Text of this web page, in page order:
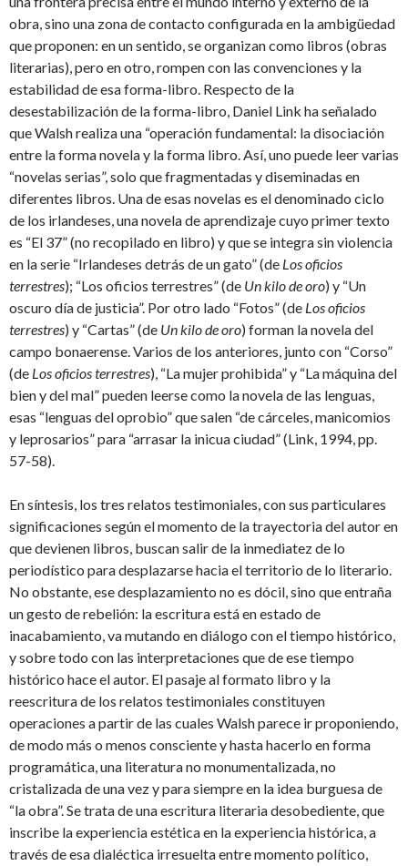
obra, sino una zona de contacto configurada en la ambigüedad
que proponen: en un sentido, se organizan como libros (obras
literarias), pero en otro, rompen con las convenciones y la
estabilidad de esa forma-libro. Respecto de la
desestabilización de la forma-libro, Daniel Link ha señalado
que Walsh realiza una “operación fundamental: la disociación
entre la forma novela y la forma libro. Así, uno puede leer varias
“novelas serias”, solo que fragmentadas y diseminadas en
diferentes libros. Una de esas novelas es el denominado ciclo
de los irlandeses, una novela de aprendizaje cuyo primer texto
es “El 37” (no recopilado en libro) y que se integra sin violencia
en la serie “Irlandeses detrás de un gato” (de Los oficios
terrestres); “Los oficios terrestres” (de Un kilo de oro) y “Un
oscuro día de justicia”. Por otro lado “Fotos” (de Los oficios
terrestres) y “Cartas” (de Un kilo de oro) forman la novela del
campo bonaerense. Varios de los anteriores, junto con “Corso”
(de Los oficios terrestres), “La mujer prohibida” y “La máquina del
bien y del mal” pueden leerse como la novela de las lenguas,
esas “lenguas del oprobio” que salen “de cárceles, manicomios
y leprosarios” para “arrasar la inicua ciudad” (Link, 1994, pp.
57-58).
En síntesis, los tres relatos testimoniales, con sus particulares
significaciones según el momento de la trayectoria del autor en
que devienen libros, buscan salir de la inmediatez de lo
periodístico para desplazarse hacia el territorio de lo literario.
No obstante, ese desplazamiento no es dócil, sino que entraña
un gesto de rebelión: la escritura está en estado de
inacabamiento, va mutando en diálogo con el tiempo histórico,
y sobre todo con las interpretaciones que de ese tiempo
histórico hace el autor. El pasaje al formato libro y la
reescritura de los relatos testimoniales constituyen
operaciones a partir de las cuales Walsh parece ir proponiendo,
de modo más o menos consciente y hasta hacerlo en forma
programática, una literatura no monumentalizada, no
cristalizada de una vez y para siempre en la idea burguesa de
“la obra”. Se trata de una escritura literaria desobediente, que
inscribe la experiencia estética en la experiencia histórica, a
través de esa dialéctica irresuelta entre momento político,